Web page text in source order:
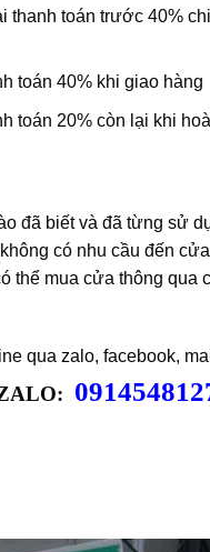
thanh toán trước 40%
toán 40% khi giao hàng
toán 20% còn lại khi
đã biết và đã từng sử
có nhu cầu đến
thể mua cửa thông qua
qua zalo, facebook,